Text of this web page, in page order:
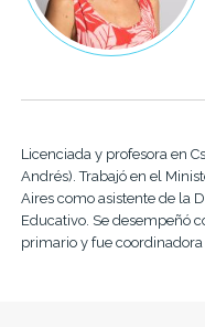
Licenciada y profesora en
Andrés). Trabajó en el
Aires como asistente de la
Educativo. Se desempeñó
primario y fue